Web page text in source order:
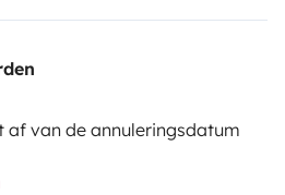
af van de annuleringsdatum